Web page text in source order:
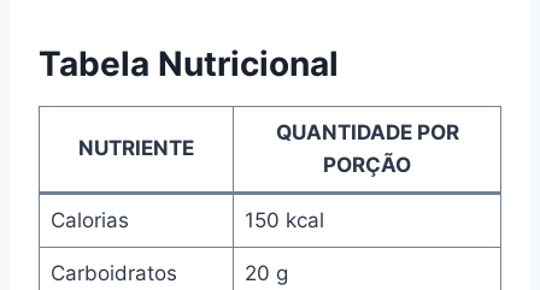
Tabela Nutricional
NUTRIENTE
QUANTIDADE POR
PORÇÃO
Calorias 150 kcal
Carboidratos 20 g